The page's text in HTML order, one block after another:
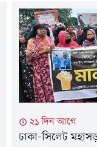
এনে আদালতে
তদন্ত কর্মকর্তার দাবি,
কারণেই অথৈ
ইয়াছিনের আইনজীবীর
আক্রান্ত হয়ে মারা
সূত্রাপুরের
২১ দিন আগে
ঢাকা-সিলেট